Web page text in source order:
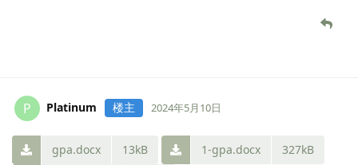
P Platinum 楼主 2024年5月10日
gpa.docx 13kB 1-gpa.docx
327kB